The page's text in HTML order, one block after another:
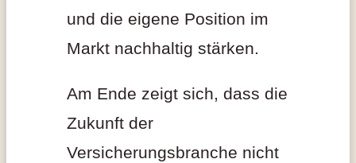
und die eigene Position im
Markt nachhaltig stärken.
Am Ende zeigt sich, dass die
Zukunft der
Versicherungsbranche nicht